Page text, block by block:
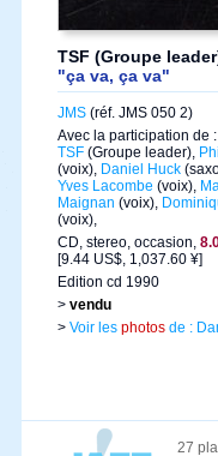
TSF (Groupe
"ça va, ça va"
JMS (réf. JMS 050 2)
Avec la participation de :
TSF (Groupe leader),
(voix), Daniel Huck
Yves Lacombe (voix),
Maignan (voix),
(voix),
CD, stereo, occasion,
[9.44 US$, 1,037.60 ¥]
Edition cd 1990
> vendu
> Voir les photos de :
27